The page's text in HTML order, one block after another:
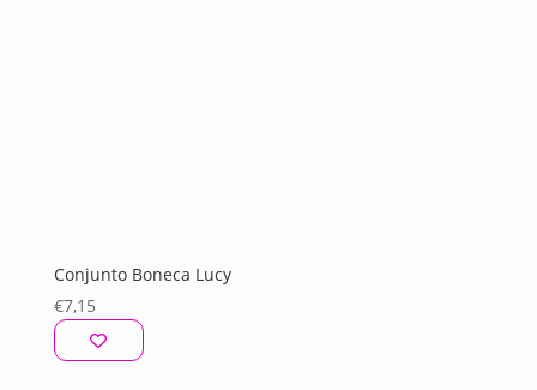
Conjunto Boneca Lucy
€7,15